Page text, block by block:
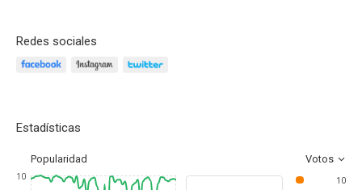
Redes sociales
Estadísticas
Popularidad Votos
10
10